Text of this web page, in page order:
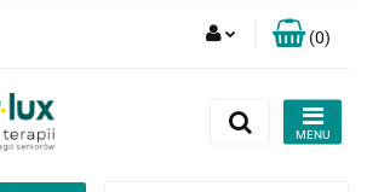
Zarejestruj się
(0)